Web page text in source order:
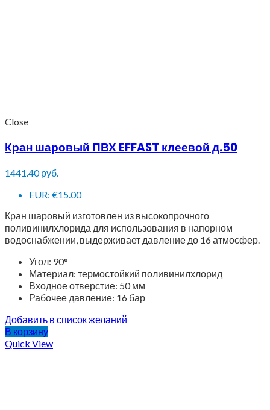
Close
Кран шаровый ПВХ EFFAST клеевой д.50
1441.40руб.
EUR: €15.00
Кран шаровый изготовлен из высокопрочного
поливинилхлорида для использования в напорном
водоснабжении, выдерживает давление до 16 атмосфер.
Угол: 90°
Материал: термостойкий поливинилхлорид
Входное отверстие: 50 мм
Рабочее давление: 16 бар
Добавить в список желаний
В корзину
Quick View